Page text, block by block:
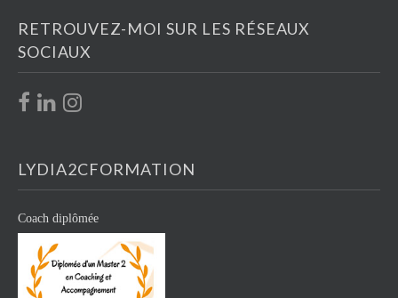
RETROUVEZ-MOI SUR LES RÉSEAUX
SOCIAUX
LYDIA2CFORMATION
Coach diplômée